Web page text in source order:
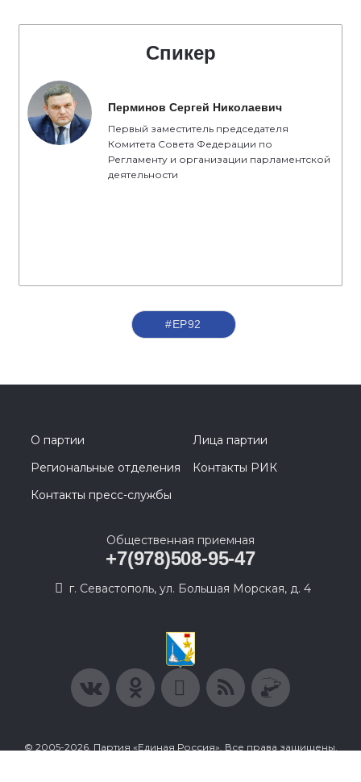
Спикер
Перминов Сергей Николаевич
Первый заместитель председателя
Комитета Совета Федерации по
Регламенту и организации парламентской
деятельности
#ЕР92
О партии
Лица партии
Региональные отделения
Контакты РИК
Контакты пресс-службы
Общественная приемная
+7(978)508-95-47
г. Севастополь, ул. Большая Морская, д. 4
© 2005-2026, Партия «Единая Россия». Все права защищены.